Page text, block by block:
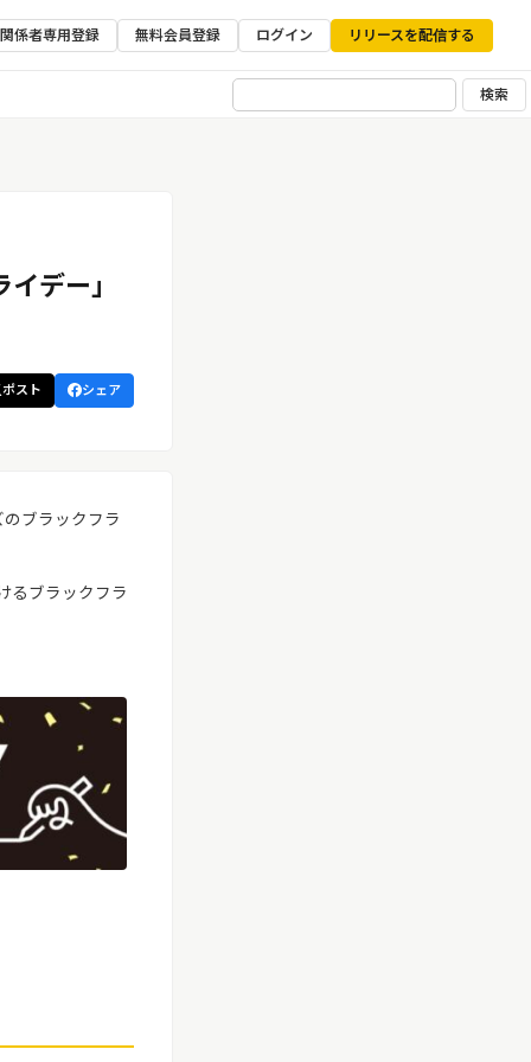
係者専用登録 無料会員登録 ログイン リリースを配信する
検索
デー」
ポスト シェア
ブラックフラ
るブラックフラ